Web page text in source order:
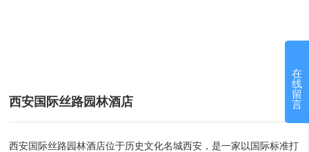
西安国际丝路园林酒店
西安国际丝路园林酒店位于历史文化名城西安，是一家以国际标准打
在
线
留
言